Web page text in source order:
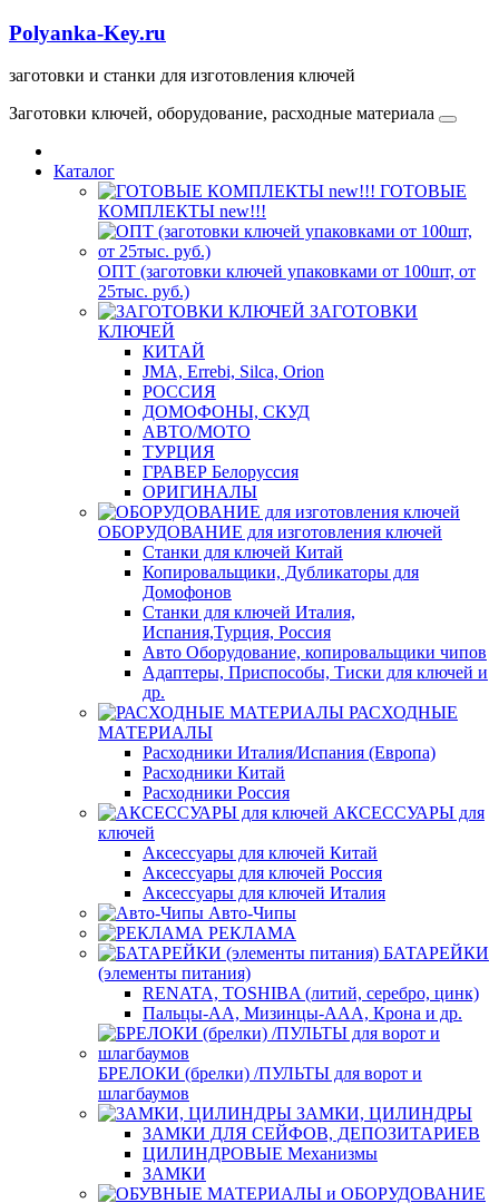
Polyanka-Key.ru
заготовки и станки для изготовления ключей
Заготовки ключей, оборудование, расходные материала
Каталог
ГОТОВЫЕ
КОМПЛЕКТЫ new!!!
ОПТ (заготовки ключей упаковками от 100шт, от
25тыс. руб.)
ЗАГОТОВКИ
КЛЮЧЕЙ
КИТАЙ
JMA, Errebi, Silca, Orion
РОССИЯ
ДОМОФОНЫ, СКУД
ABTO/МОТО
ТУРЦИЯ
ГРАВЕР Белоруссия
ОРИГИНАЛЫ
ОБОРУДОВАНИЕ для изготовления ключей
Станки для ключей Китай
Копировальщики, Дубликаторы для
Домофонов
Станки для ключей Италия,
Испания,Турция, Россия
Авто Оборудование, копировальщики чипов
Адаптеры, Приспособы, Тиски для ключей и
др.
РАСХОДНЫЕ
МАТЕРИАЛЫ
Расходники Италия/Испания (Европа)
Расходники Китай
Расходники Россия
АКСЕССУАРЫ для
ключей
Аксессуары для ключей Китай
Аксессуары для ключей Россия
Аксессуары для ключей Италия
Авто-Чипы
РЕКЛАМА
БАТАРЕЙКИ
(элементы питания)
RENATA, TOSHIBA (литий, серебро, цинк)
Пальцы-АА, Мизинцы-ААА, Крона и др.
БРЕЛОКИ (брелки) /ПУЛЬТЫ для ворот и
шлагбаумов
ЗАМКИ, ЦИЛИНДРЫ
ЗАМКИ ДЛЯ СЕЙФОВ, ДЕПОЗИТАРИЕВ
ЦИЛИНДРОВЫЕ Механизмы
ЗАМКИ